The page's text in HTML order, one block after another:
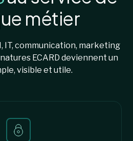
métier
IT, communication, marketing
ECARD deviennent un
visible et utile.